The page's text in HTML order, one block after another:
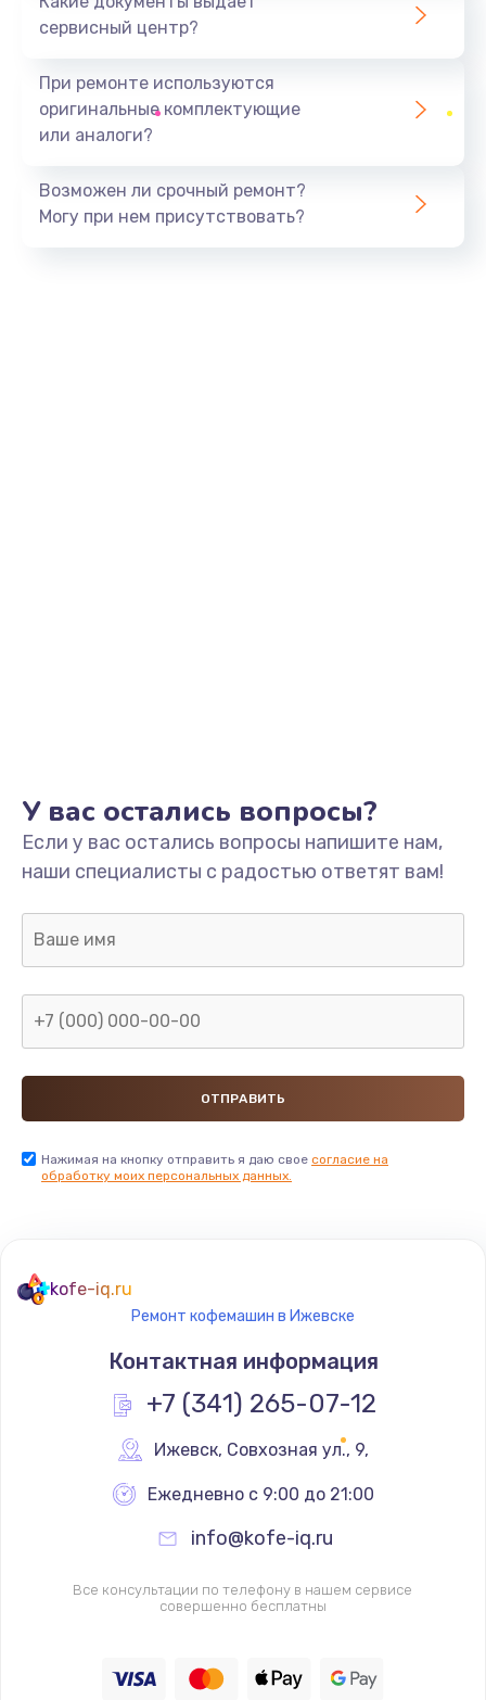
сервисный центр?
При ремонте используются
оригинальные комплектующие
или аналоги?
Возможен ли срочный ремонт?
Могу при нем присутствовать?
У вас остались вопросы?
Если у вас остались вопросы напишите нам,
наши специалисты с радостью ответят вам!
Нажимая на кнопку отправить я даю свое согласие на
обработку моих персональных данных.
kofe-iq.ru
Ремонт кофемашин в Ижевске
Контактная информация
+7 (341) 265-07-12
Ижевск, Совхозная ул., 9,
Ежедневно с 9:00 до 21:00
info@kofe-iq.ru
Все консультации по телефону в нашем сервисе
совершенно бесплатны